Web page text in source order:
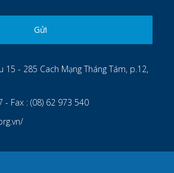
15 - 285 Cach Mạng Tháng Tám, p.12,
- Fax : (08) 62 973 540